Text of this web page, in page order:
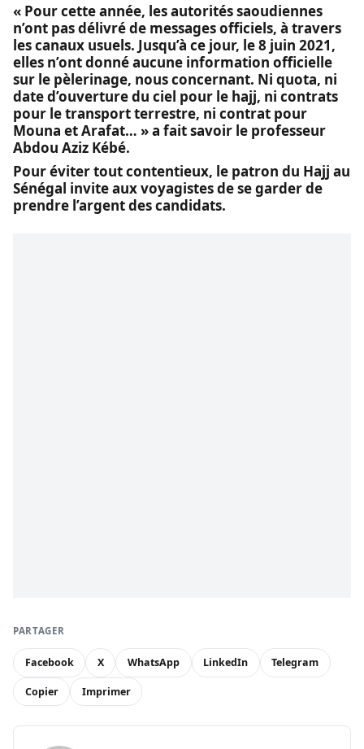
« Pour cette année, les autorités saoudiennes
n’ont pas délivré de messages officiels, à travers
les canaux usuels. Jusqu’à ce jour, le 8 juin 2021,
elles n’ont donné aucune information officielle
sur le pèlerinage, nous concernant. Ni quota, ni
date d’ouverture du ciel pour le hajj, ni contrats
pour le transport terrestre, ni contrat pour
Mouna et Arafat… » a fait savoir le professeur
Abdou Aziz Kébé.
Pour éviter tout contentieux, le patron du Hajj au
Sénégal invite aux voyagistes de se garder de
prendre l’argent des candidats.
PARTAGER
Facebook X WhatsApp LinkedIn Telegram
Copier Imprimer